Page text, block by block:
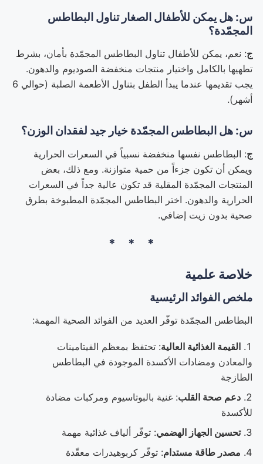
س: هل يمكن للأطفال الصغار تناول البطاطس
المجمّدة؟
ج: نعم، يمكن للأطفال تناول البطاطس المجمّدة بأمان، بشرط
تطهيها بالكامل واختيار منتجات منخفضة الصوديوم والدهون.
يجب تقديمها عندما يبدأ الطفل بتناول الأطعمة الصلبة (حوالي 6
أشهر).
س: هل البطاطس المجمّدة خيار جيد لفقدان الوزن؟
ج: البطاطس نفسها منخفضة نسبياً في السعرات الحرارية
ويمكن أن تكون جزءاً من حمية متوازنة. ومع ذلك، بعض
المنتجات المجمّدة المقلية قد تكون عالية جداً في السعرات
الحرارية والدهون. اختر البطاطس المجمّدة المطبوخة بطرق
صحية بدون زيت إضافي.
خلاصة علمية
ملخص الفوائد الرئيسية
البطاطس المجمّدة توفّر العديد من الفوائد الصحية المهمة:
القيمة الغذائية العالية: تحتفظ بمعظم الفيتامينات
والمعادن ومضادات الأكسدة الموجودة في البطاطس
الطازجة
دعم صحة القلب: غنية بالبوتاسيوم ومركبات مضادة
للأكسدة
تحسين الجهاز الهضمي: توفّر ألياف غذائية مهمة
مصدر طاقة مستدام: توفّر كربوهيدرات معقّدة